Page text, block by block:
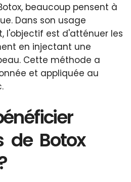
beaucoup pensent à
Dans son usage
l'objectif est d'atténuer les
en injectant une
Cette méthode a
et appliquée au
de Botox